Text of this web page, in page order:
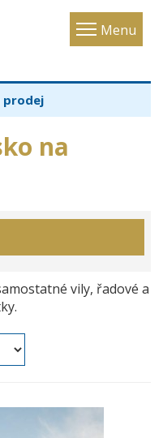
Menu
Toggle
prodej
na
vily, řadové a